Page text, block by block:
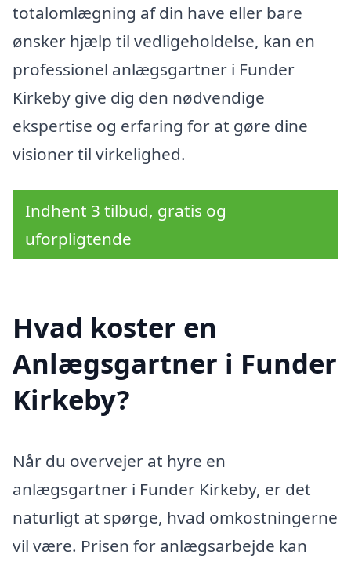
totalomlægning af din have eller bare
ønsker hjælp til vedligeholdelse, kan en
professionel anlægsgartner i Funder
Kirkeby give dig den nødvendige
ekspertise og erfaring for at gøre dine
visioner til virkelighed.
Indhent 3 tilbud, gratis og
uforpligtende
Hvad koster en
Anlægsgartner i Funder
Kirkeby?
Når du overvejer at hyre en
anlægsgartner i Funder Kirkeby, er det
naturligt at spørge, hvad omkostningerne
vil være. Prisen for anlægsarbejde kan